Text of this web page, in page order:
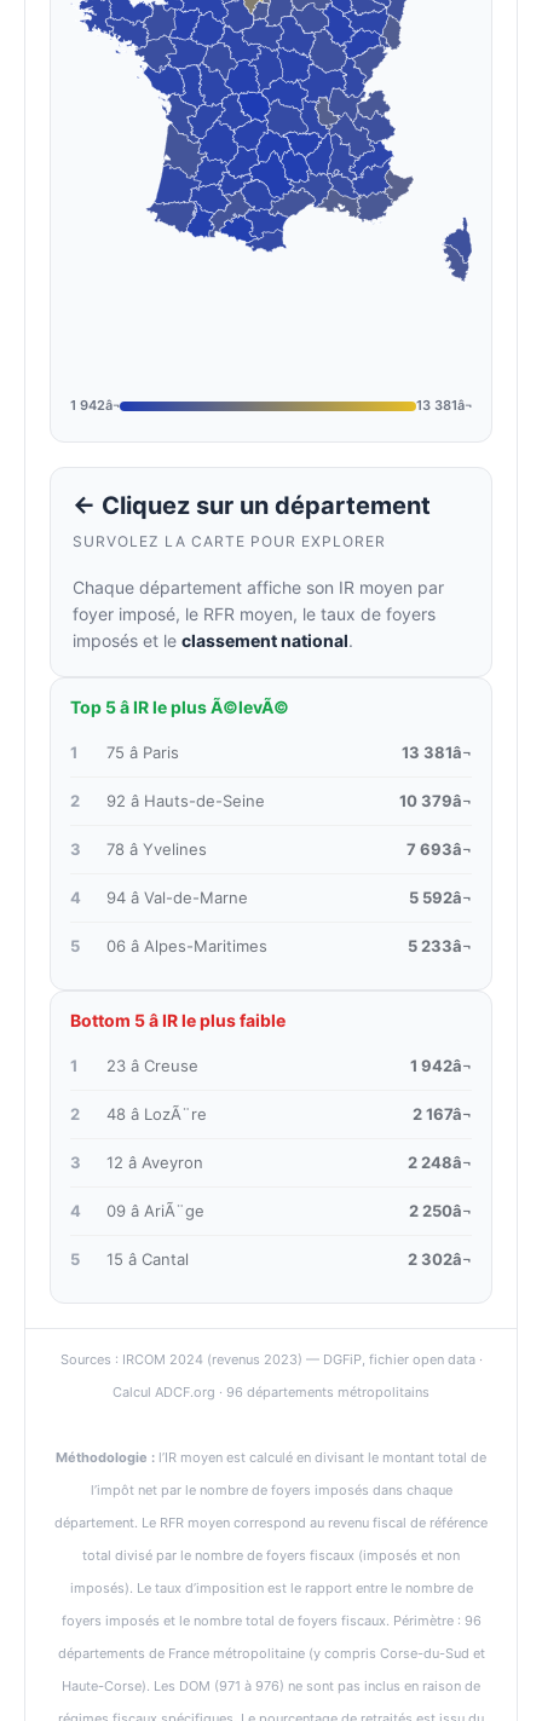
1 942â¬ 13 381â¬
← Cliquez sur un département
SURVOLEZ LA CARTE POUR EXPLORER
Chaque département affiche son IR moyen par
foyer imposé, le RFR moyen, le taux de foyers
imposés et le classement national.
Top 5 â IR le plus Ã©levÃ©
1 75 â Paris 13 381â¬
2 92 â Hauts-de-Seine 10 379â¬
3 78 â Yvelines 7 693â¬
4 94 â Val-de-Marne 5 592â¬
5 06 â Alpes-Maritimes 5 233â¬
Bottom 5 â IR le plus faible
1 23 â Creuse 1 942â¬
2 48 â LozÃ¨re 2 167â¬
3 12 â Aveyron 2 248â¬
4 09 â AriÃ¨ge 2 250â¬
5 15 â Cantal 2 302â¬
Sources : IRCOM 2024 (revenus 2023) — DGFiP, fichier open data ·
Calcul ADCF.org · 96 départements métropolitains
Méthodologie : l’IR moyen est calculé en divisant le montant total de
l’impôt net par le nombre de foyers imposés dans chaque
département. Le RFR moyen correspond au revenu fiscal de référence
total divisé par le nombre de foyers fiscaux (imposés et non
imposés). Le taux d’imposition est le rapport entre le nombre de
foyers imposés et le nombre total de foyers fiscaux. Périmètre : 96
départements de France métropolitaine (y compris Corse-du-Sud et
Haute-Corse). Les DOM (971 à 976) ne sont pas inclus en raison de